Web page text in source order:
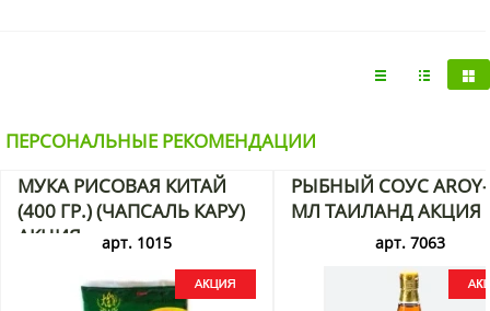
ПЕРСОНАЛЬНЫЕ РЕКОМЕНДАЦИИ
МУКА РИСОВАЯ КИТАЙ
(400 ГР.) (ЧАПСАЛЬ КАРУ)
АКЦИЯ
арт. 1015
РЫБНЫЙ СОУС AROY-
МЛ ТАИЛАНД АКЦИЯ
арт. 7063